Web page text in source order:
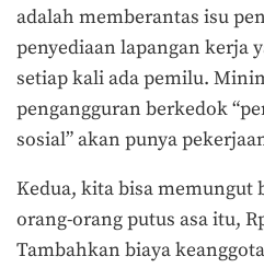
adalah memberantas isu
penyediaan lapangan kerja
setiap kali ada pemilu.
pengangguran berkedok
sosial” akan punya
Kedua, kita bisa memungut
orang-orang putus asa itu,
Tambahkan biaya